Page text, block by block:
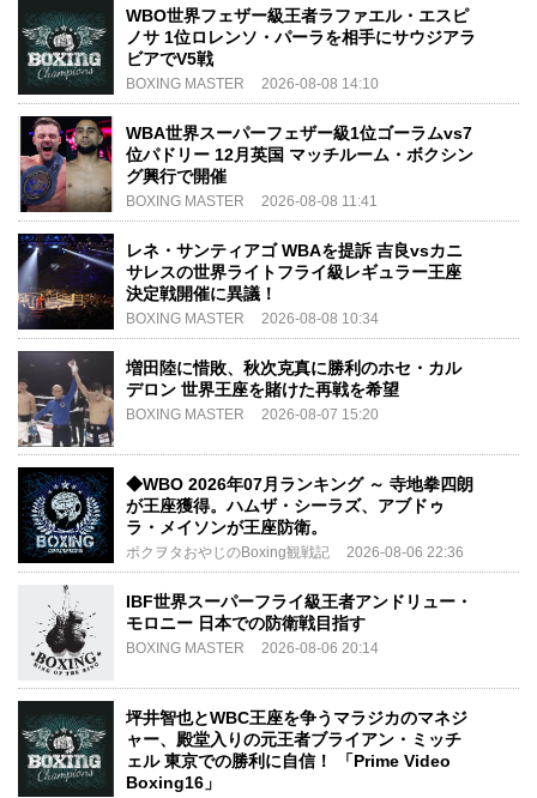
WBO世界フェザー級王者ラファエル・エスピ
ノサ 1位ロレンソ・パーラを相手にサウジアラ
ビアでV5戦
BOXING MASTER 2026-08-08 14:10
WBA世界スーパーフェザー級1位ゴーラムvs7
位パドリー 12月英国 マッチルーム・ボクシン
グ興行で開催
BOXING MASTER 2026-08-08 11:41
レネ・サンティアゴ WBAを提訴 吉良vsカニ
サレスの世界ライトフライ級レギュラー王座
決定戦開催に異議！
BOXING MASTER 2026-08-08 10:34
増田陸に惜敗、秋次克真に勝利のホセ・カル
デロン 世界王座を賭けた再戦を希望
BOXING MASTER 2026-08-07 15:20
◆WBO 2026年07月ランキング ～ 寺地拳四朗
が王座獲得。ハムザ・シーラズ、アブドゥ
ラ・メイソンが王座防衛。
ボクヲタおやじのBoxing観戦記 2026-08-06 22:36
IBF世界スーパーフライ級王者アンドリュー・
モロニー 日本での防衛戦目指す
BOXING MASTER 2026-08-06 20:14
坪井智也とWBC王座を争うマラジカのマネジ
ャー、殿堂入りの元王者ブライアン・ミッチ
ェル 東京での勝利に自信！ 「Prime Video
Boxing16」